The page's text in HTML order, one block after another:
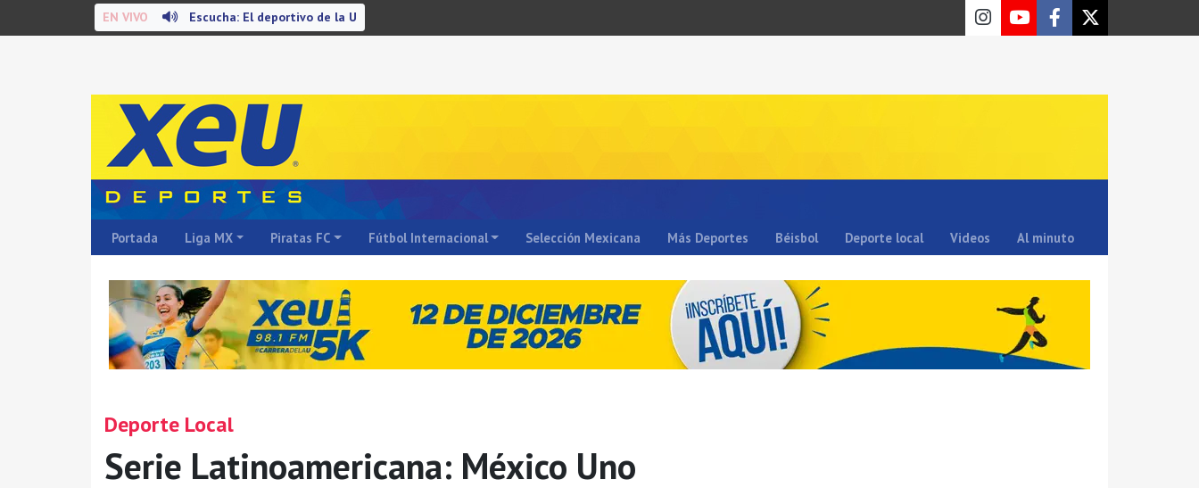
EN VIVO Escucha: El deportivo de la U
Portada Liga MX Piratas FC Fútbol Internacional Selección Mexicana Más Deportes Béisbol Deporte local Videos Al minuto
Deporte Local
Serie Latinoamericana: México Uno